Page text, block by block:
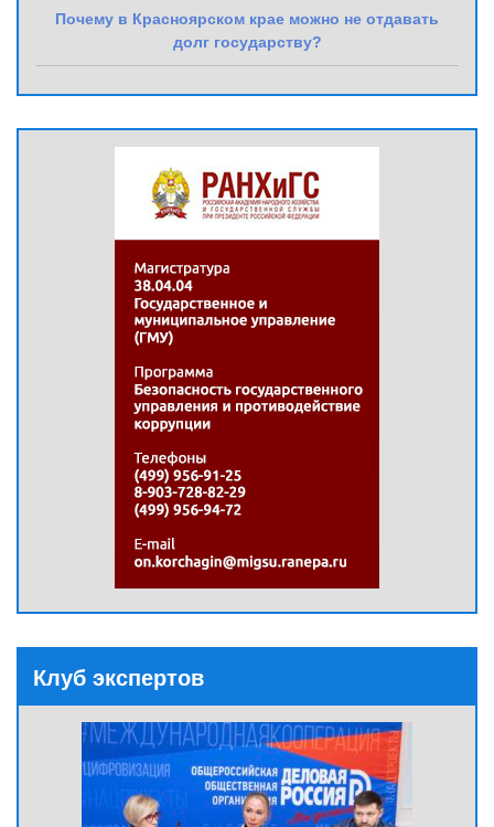
Почему в Красноярском крае можно не отдавать
долг государству?
Клуб экспертов